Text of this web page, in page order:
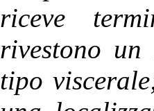
riceve
rivestono
tipo